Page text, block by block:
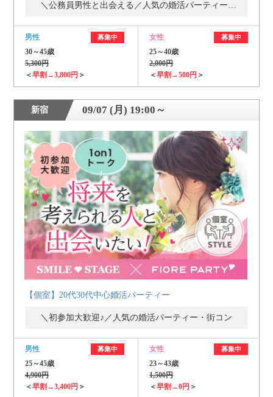
＼公務員男性と出会える／人気の婚活パーティー・街コン
男性 募集中
30～45歳
5,300円
＜早割→3,800円 ＞
女性 募集中
25～40歳
2,000円
＜早割→500円 ＞
新宿 09/07 (月) 19:00～
【個室】20代30代中心婚活パーティー
＼初参加大歓迎♪／人気の婚活パーティー・街コン
男性 募集中
25～45歳
4,900円
＜早割→3,400円 ＞
女性 募集中
23～43歳
1,500円
＜早割→0円 ＞